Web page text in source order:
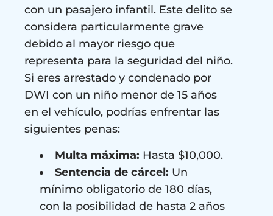
con un pasajero infantil. Este delito se
considera particularmente grave
debido al mayor riesgo que
representa para la seguridad del niño.
Si eres arrestado y condenado por
DWI con un niño menor de 15 años
en el vehículo, podrías enfrentar las
siguientes penas:
Multa máxima: Hasta $10,000.
Sentencia de cárcel: Un
mínimo obligatorio de 180 días,
con la posibilidad de hasta 2 años